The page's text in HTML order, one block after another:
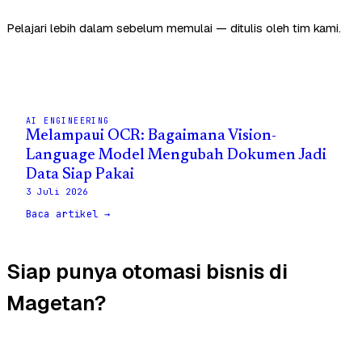
Pelajari lebih dalam sebelum memulai — ditulis oleh tim kami.
AI ENGINEERING
Melampaui OCR: Bagaimana Vision-
Language Model Mengubah Dokumen Jadi
Data Siap Pakai
3 Juli 2026
Baca artikel →
Siap punya otomasi bisnis di
Magetan?